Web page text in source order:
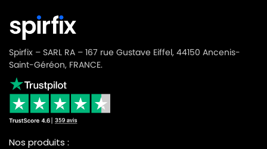
Spirfix – SARL RA – 167 rue Gustave Eiffel, 44150 Ancenis-
Saint-Géréon, FRANCE.
Nos produits :